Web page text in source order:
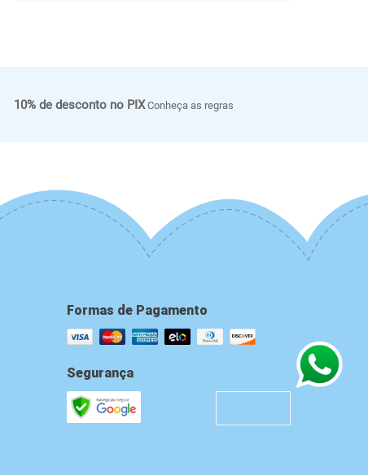
10% de desconto no PIX Conheça as regras
Formas de Pagamento
Segurança